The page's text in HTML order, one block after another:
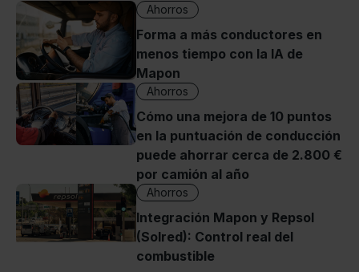
Ahorros
Forma a más conductores en
menos tiempo con la IA de
Mapon
Ahorros
Cómo una mejora de 10 puntos
en la puntuación de conducción
puede ahorrar cerca de 2.800 €
por camión al año
Ahorros
Integración Mapon y Repsol
(Solred): Control real del
combustible